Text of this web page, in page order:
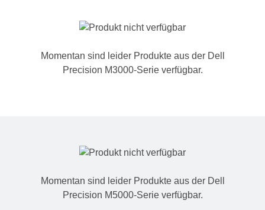
Momentan sind leider Produkte aus der Dell
Precision M3000-Serie verfügbar.
Momentan sind leider Produkte aus der Dell
Precision M5000-Serie verfügbar.